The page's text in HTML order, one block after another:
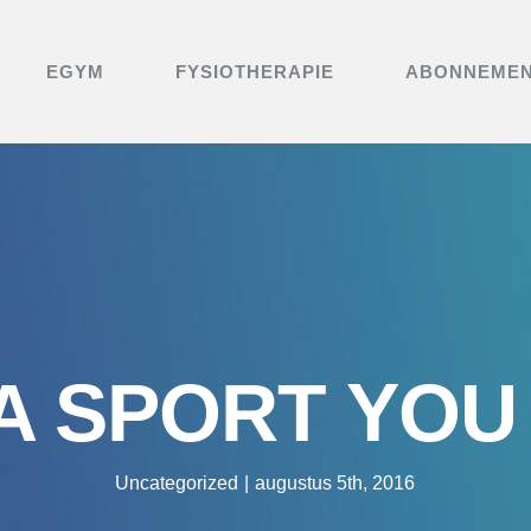
EGYM FYSIOTHERAPIE
SPORT
Uncategorized augustus 5th, 2016